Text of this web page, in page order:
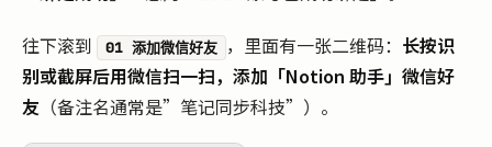
往下滚到
01 添加微信好友 ，里面有一张二维码： 长按识
别或截屏后用微信扫一扫，添加「Notion 助手」微信好
友 （备注名通常是”笔记同步科技”）。